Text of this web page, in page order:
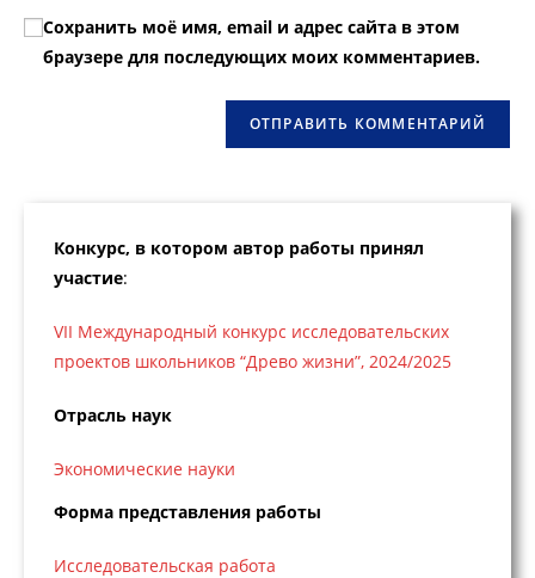
прокомментировать
прокомментировать
вашего
веб-
сайта
Сохранить моё имя, email и адрес сайта в этом
браузере для последующих моих комментариев.
Конкурс, в котором автор работы принял
участие:
VII Международный конкурс исследовательских
проектов школьников “Древо жизни”, 2024/2025
Отрасль наук
Экономические науки
Форма представления работы
Исследовательская работа